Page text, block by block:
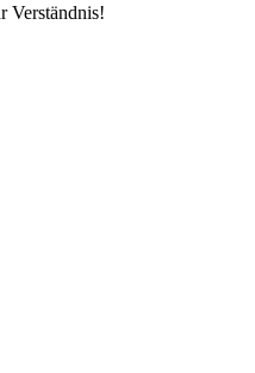
Verständnis!